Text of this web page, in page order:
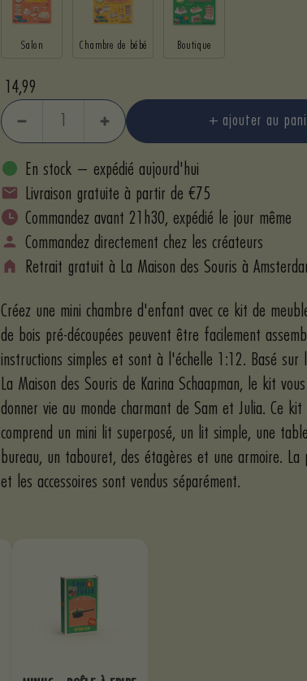
Salon Chambre de bébé Boutique
Prix
de
vente
14,99
quantité
Augmenter
quantité
ajouter au
En stock – expédié aujourd'hui
Livraison gratuite à partir de €75
Commandez avant 21h30, expédié le jour même
Commandez directement chez les créateurs
Retrait gratuit à La Maison des Souris à
Créez une mini chambre d'enfant avec ce kit de
de bois pré-découpées peuvent être facilement
instructions simples et sont à l'échelle 1:12. Basé sur
La Maison des Souris de Karina Schaapman, le kit
donner vie au monde charmant de Sam et Julia. Ce
comprend un mini lit superposé, un lit simple, une
bureau, un tabouret, des étagères et une armoire. La
et les accessoires sont vendus séparément.